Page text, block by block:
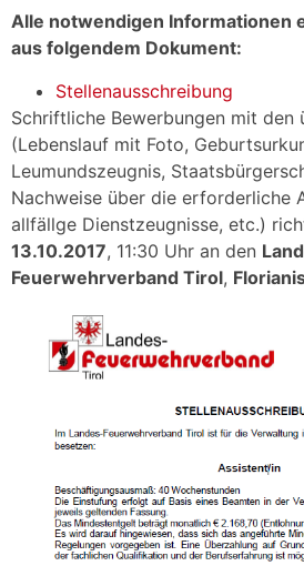
Alle notwendigen Informationen
aus folgendem Dokument:
Stellenausschreibung
Schriftliche Bewerbungen mit den
(Lebenslauf mit Foto,
Leumundszeugnis,
Nachweise über die erforderliche
allfällge Dienstzeugnisse, etc.)
13.10.2017, 11:30 Uhr an den
Feuerwehrverband Tirol,